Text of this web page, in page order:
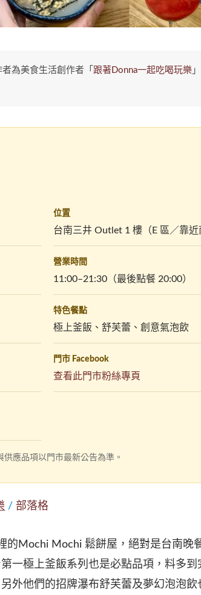
為美食生活創作者「 跟著Donna一起吃喝玩樂
位置
台南三井 Outlet 1 樓（E 區／靠近
營業時間
11:00–21:30（最後點餐 20:00）
特色餐點
極上釜飯、舒芙蕾、創意氣泡飲
門市 Facebook
查看此門市粉絲專頁
開
應品項以門市最新公告為準。
/ 部落格
的Mochi Mochi 鬆餅屋，絕對是台南晚
一極上釜飯系列也是必點品項，料多到
外他們的招牌瀑布舒芙蕾及夢幻泡泡飲